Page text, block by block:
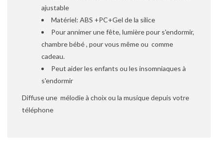
ajustable
Matériel: ABS +PC+Gel de la silice
Pour annimer une fête, lumière pour s'endormir,
chambre bébé , pour vous même ou comme
cadeau.
Peut aider les enfants ou les insomniaques à
s'endormir
Diffuse une mélodie à choix ou la musique depuis votre
téléphone